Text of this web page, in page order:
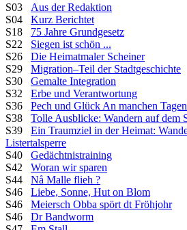
S03 Aus der Redaktion
S04 Kurz Berichtet
S18 75 Jahre Grundgesetz
S22 Siegen ist schön ...
S26 Die Heimatmaler Scheiner
S29 Migration–Teil der Stadtgeschichte
S30 Gemalte Integration
S32 Erbe und Verantwortung
S36 Pech und Glück An manchen
S38 Tolle Ausblicke: Wandern auf dem
S39 Ein Traumziel in der Heimat:
Listertalsperre
S40 Gedächtnistraining
S42 Woran wir sparen
S44 Nå Malle flieh ?
S46 Liebe, Sonne, Hut on Blom
S46 Meiersch Obba spört dt Fröhjohr
S46 Dr Bandworm